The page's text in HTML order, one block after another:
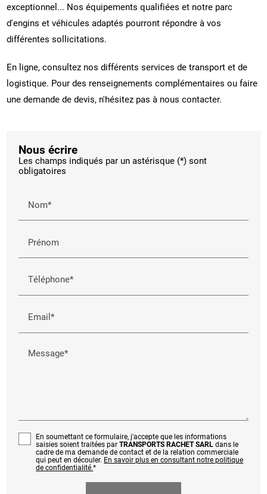
exceptionnel... Nos équipements qualifiées et notre parc
d'engins et véhicules adaptés pourront répondre à vos
différentes sollicitations.
En ligne, consultez nos différents services de transport et de
logistique. Pour des renseignements complémentaires ou faire
une demande de devis, n'hésitez pas à nous contacter.
Nous écrire
Les champs indiqués par un astérisque (*) sont
obligatoires
Nom*
Prénom
Téléphone*
Email*
Message*
En soumettant ce formulaire, j'accepte que les informations
saisies soient traitées parTRANSPORTS RACHET SARLdans le
cadre de ma demande de contact et de la relation commerciale
qui peut en découler. En savoir plus en consultant notre politique
de confidentialité.*